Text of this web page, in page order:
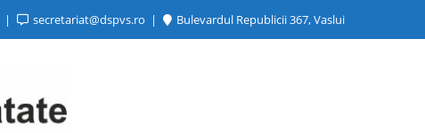
secretariat@dspvs.ro Bulevardul Republicii 367, Vaslui